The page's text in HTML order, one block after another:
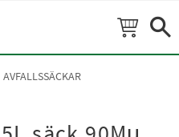
AVFALLSSÄCKAR